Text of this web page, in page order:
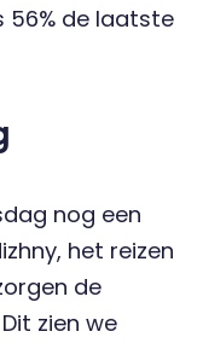
56% de laatste
nog een
het reizen
de
zien we